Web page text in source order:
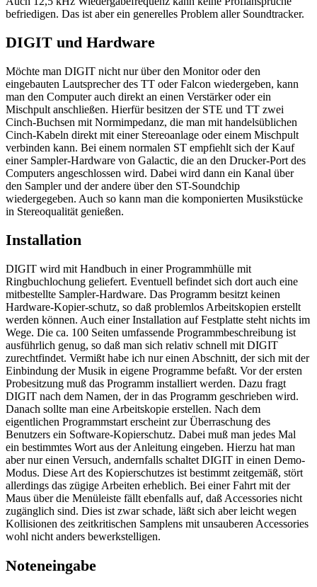
befriedigen. Das ist aber ein generelles Problem aller Soundtracker.
DIGIT und Hardware
Möchte man DIGIT nicht nur über den Monitor oder den
eingebauten Lautsprecher des TT oder Falcon wiedergeben, kann
man den Computer auch direkt an einen Verstärker oder ein
Mischpult anschließen. Hierfür besitzen der STE und TT zwei
Cinch-Buchsen mit Normimpedanz, die man mit handelsüblichen
Cinch-Kabeln direkt mit einer Stereoanlage oder einem Mischpult
verbinden kann. Bei einem normalen ST empfiehlt sich der Kauf
einer Sampler-Hardware von Galactic, die an den Drucker-Port des
Computers angeschlossen wird. Dabei wird dann ein Kanal über
den Sampler und der andere über den ST-Soundchip
wiedergegeben. Auch so kann man die komponierten Musikstücke
in Stereoqualität genießen.
Installation
DIGIT wird mit Handbuch in einer Programmhülle mit
Ringbuchlochung geliefert. Eventuell befindet sich dort auch eine
mitbestellte Sampler-Hardware. Das Programm besitzt keinen
Hardware-Kopier-schutz, so daß problemlos Arbeitskopien erstellt
werden können. Auch einer Installation auf Festplatte steht nichts im
Wege. Die ca. 100 Seiten umfassende Programmbeschreibung ist
ausführlich genug, so daß man sich relativ schnell mit DIGIT
zurechtfindet. Vermißt habe ich nur einen Abschnitt, der sich mit der
Einbindung der Musik in eigene Programme befaßt. Vor der ersten
Probesitzung muß das Programm installiert werden. Dazu fragt
DIGIT nach dem Namen, der in das Programm geschrieben wird.
Danach sollte man eine Arbeitskopie erstellen. Nach dem
eigentlichen Programmstart erscheint zur Überraschung des
Benutzers ein Software-Kopierschutz. Dabei muß man jedes Mal
ein bestimmtes Wort aus der Anleitung eingeben. Hierzu hat man
aber nur einen Versuch, andernfalls schaltet DIGIT in einen Demo-
Modus. Diese Art des Kopierschutzes ist bestimmt zeitgemäß, stört
allerdings das zügige Arbeiten erheblich. Bei einer Fahrt mit der
Maus über die Menüleiste fällt ebenfalls auf, daß Accessories nicht
zugänglich sind. Dies ist zwar schade, läßt sich aber leicht wegen
Kollisionen des zeitkritischen Samplens mit unsauberen Accessories
wohl nicht anders bewerkstelligen.
Noteneingabe